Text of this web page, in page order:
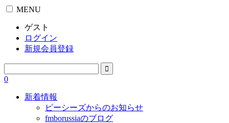
MENU
ゲスト
ログイン
新規会員登録
0
新着情報
ピーシーズからのお知らせ
fmborussiaのブログ